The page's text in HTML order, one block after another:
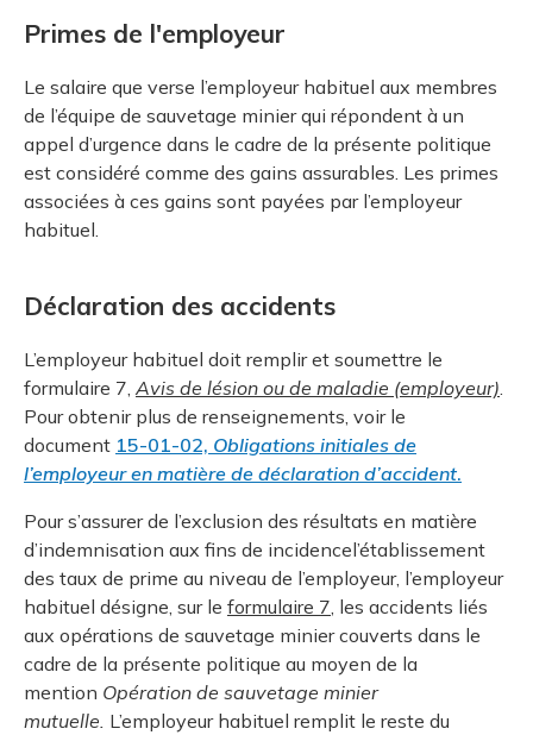
Primes de l'employeur
Le salaire que verse l’employeur habituel aux membres
de l’équipe de sauvetage minier qui répondent à un
appel d’urgence dans le cadre de la présente politique
est considéré comme des gains assurables. Les primes
associées à ces gains sont payées par l’employeur
habituel.
Déclaration des accidents
L’employeur habituel doit remplir et soumettre le
formulaire 7, Avis de lésion ou de maladie (employeur)
Pour obtenir plus de renseignements, voir le
document 15-01-02, Obligations initiales de
l’employeur en matière de déclaration d’accident.
Pour s’assurer de l’exclusion des résultats en matière
d’indemnisation aux fins de incidencel’établissement
des taux de prime au niveau de l’employeur, l’employeur
habituel désigne, sur le formulaire 7 , les accidents liés
aux opérations de sauvetage minier couverts dans le
cadre de la présente politique au moyen de la
mention Opération de sauvetage minier
mutuelle. L’employeur habituel remplit le reste du